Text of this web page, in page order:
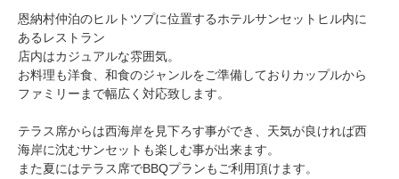
恩納村仲泊のヒルトツプに位置するホテルサンセットヒル内に
あるレストラン
店内はカジュアルな雰囲気。
お料理も洋食、和食のジャンルをご準備しておりカップルから
ファミリーまで幅広く対応致します。
テラス席からは西海岸を見下ろす事ができ、天気が良ければ西
海岸に沈むサンセットも楽しむ事が出来ます。
また夏にはテラス席でBBQプランもご利用頂けます。